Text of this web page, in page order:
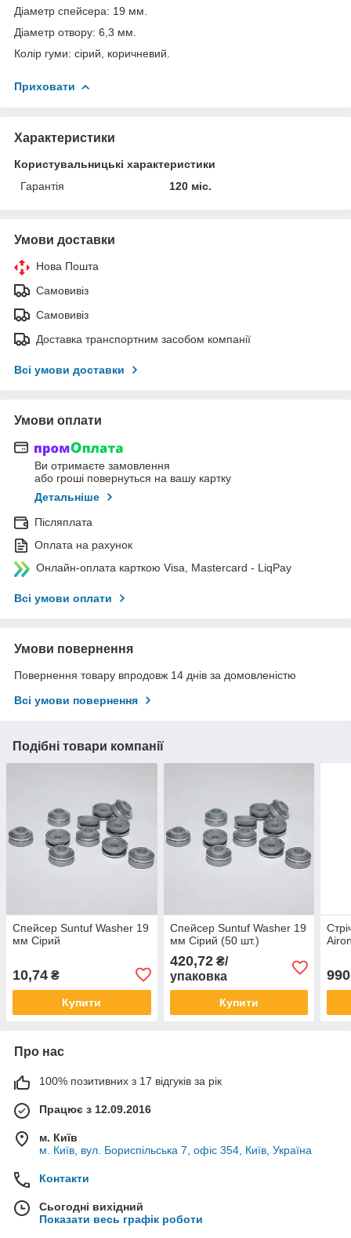
Діаметр спейсера: 19 мм.
Діаметр отвору: 6,3 мм.
Колір гуми: сірий, коричневий.
Приховати
Характеристики
Користувальницькі характеристики
Гарантія
120 міс.
Умови доставки
Нова Пошта
Самовивіз
Самовивіз
Доставка транспортним засобом компанії
Всі умови доставки
Умови оплати
Ви отримаєте замовлення
або гроші повернуться на вашу картку
Детальніше
Післяплата
Оплата на рахунок
Онлайн-оплата карткою Visa, Mastercard - LiqPay
Всі умови оплати
Умови повернення
Повернення товару впродовж 14 днів за домовленістю
Всі умови повернення
Подібні товари компанії
Спейсер Suntuf Washer 19
мм Сірий
10,74 ₴
Купити
Спейсер Suntuf Washer 19
мм Сірий (50 шт.)
420,72₴/
упаковка
Купити
990
Про нас
100% позитивних з 17 відгуків за рік
Працює з 12.09.2016
м. Київ
м. Київ, вул. Бориспільська 7, офіс 354, Київ, Україна
Контакти
Сьогодні вихідний
Показати весь графік роботи